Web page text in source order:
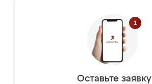
Оставьте заявку